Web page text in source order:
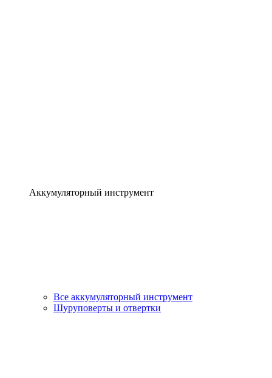
Аккумуляторный инструмент
Все аккумуляторный инструмент
Шуруповерты и отвертки